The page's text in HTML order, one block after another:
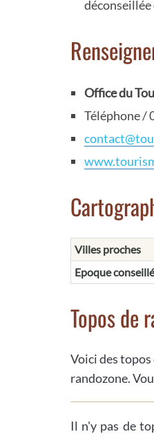
déconseillée
Office du
Téléphone /
Villes proches
Epoque
Topos de
Voici des
randozone.
Il n'y pas de